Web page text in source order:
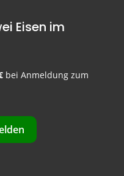
Eisen im
bei Anmeldung zum